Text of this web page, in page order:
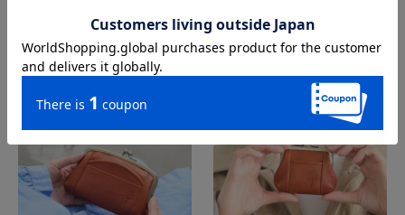
この商品を詳しく見る この商品を詳しく見る